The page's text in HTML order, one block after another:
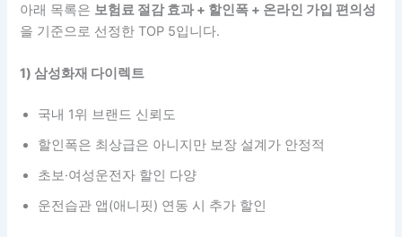
아래 목록은 보험료 절감 효과 + 할인폭 + 온라인 가입 편의성
을 기준으로 선정한 TOP 5입니다.
1) 삼성화재 다이렉트
국내 1위 브랜드 신뢰도
할인폭은 최상급은 아니지만 보장 설계가 안정적
초보·여성운전자 할인 다양
운전습관 앱(애니핏) 연동 시 추가 할인